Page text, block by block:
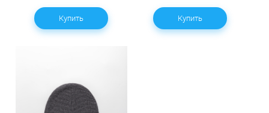
Купить Купить